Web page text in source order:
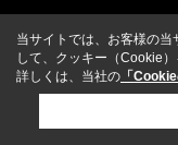
当サイトでは、お客様の当
して、クッキー（Cookie）
詳しくは、当社の 「